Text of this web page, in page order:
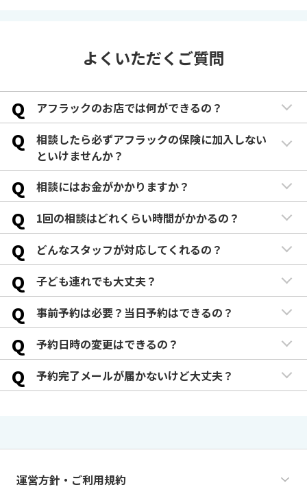
よくいただくご質問
Q アフラックのお店では何ができるの？
Q
相談したら必ずアフラックの保険に加入しない
といけませんか？
Q 相談にはお金がかかりますか？
Q 1回の相談はどれくらい時間がかかるの？
Q どんなスタッフが対応してくれるの？
Q 子ども連れでも大丈夫？
Q 事前予約は必要？当日予約はできるの？
Q 予約日時の変更はできるの？
Q 予約完了メールが届かないけど大丈夫？
運営方針・ご利用規約